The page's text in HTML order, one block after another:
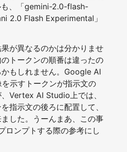
も、「gemini-2.0-flash-
2.0 Flash Experimental」
が異なるのかは分かりませ
トークンの順番は違ったの
もしれません。Google AI
示すトークンが指示文の
Vertex AI Studio上では、
指示文の後ろに配置して、
した。うーんまあ、この事
ロンプトする際の参考にし